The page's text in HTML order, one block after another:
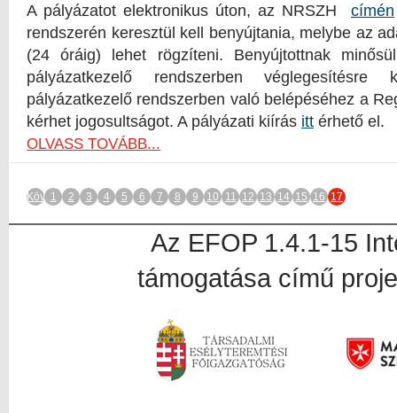
A pályázatot elektronikus úton, az NRSZH címén
rendszerén keresztül kell benyújtania, melybe az
(24 óráig) lehet rögzíteni. Benyújtottnak
pályázatkezelő rendszerben
pályázatkezelő rendszerben való belépéséhez a
kérhet jogosultságot. A pályázati kiírás itt érhető el.
OLVASS TOVÁBB...
Következő
1 2 3 4 5 6 7 8 9 10 11 12 13 14 15 16 17
Az EFOP 1.4.1-15
támogatása című